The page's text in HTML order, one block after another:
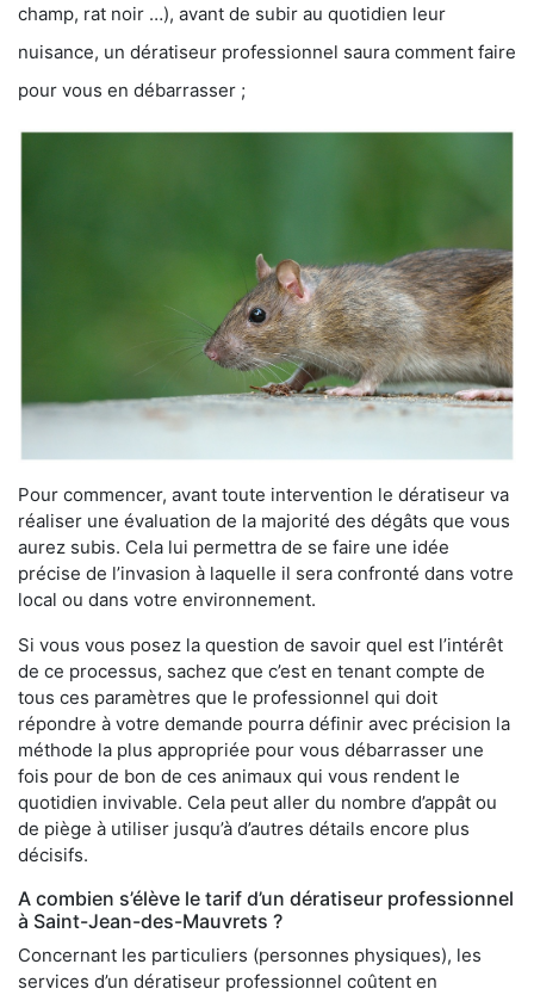
champ, rat noir …), avant de subir au quotidien leur
nuisance, un dératiseur professionnel saura comment faire
pour vous en débarrasser ;
Pour commencer, avant toute intervention le dératiseur va
réaliser une évaluation de la majorité des dégâts que vous
aurez subis. Cela lui permettra de se faire une idée
précise de l’invasion à laquelle il sera confronté dans votre
local ou dans votre environnement.
Si vous vous posez la question de savoir quel est l’intérêt
de ce processus, sachez que c’est en tenant compte de
tous ces paramètres que le professionnel qui doit
répondre à votre demande pourra définir avec précision la
méthode la plus appropriée pour vous débarrasser une
fois pour de bon de ces animaux qui vous rendent le
quotidien invivable. Cela peut aller du nombre d’appât ou
de piège à utiliser jusqu’à d’autres détails encore plus
décisifs.
A combien s’élève le tarif d’un dératiseur professionnel
à Saint-Jean-des-Mauvrets ?
Concernant les particuliers (personnes physiques), les
services d’un dératiseur professionnel coûtent en